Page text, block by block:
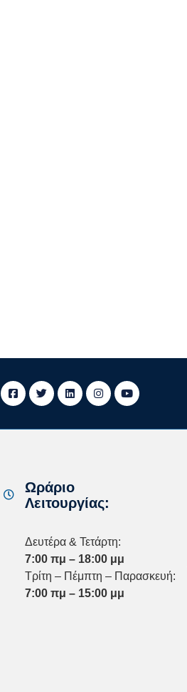
Ωράριο
Λειτουργίας:
Δευτέρα & Τετάρτη:
7:00 πμ – 18:00 μμ
Τρίτη – Πέμπτη – Παρασκευή:
7:00 πμ – 15:00 μμ